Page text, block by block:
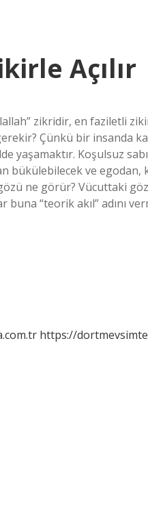
Açılır
zikridir, en faziletli
Çünkü bir insanda
yaşamaktır. Koşulsuz
bükülebilecek ve
ne görür? Vücuttaki
“teorik akıl” adını
https://